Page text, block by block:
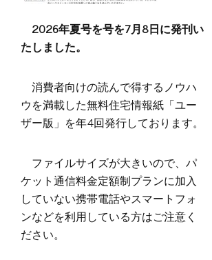
2026年夏号を号を7月8日に発刊い
たしました。
消費者向けの読んで得するノウハ
ウを満載した無料住宅情報紙「ユー
ザー版」を年4回発行しております。
ファイルサイズが大きいので、パ
ケット通信料金定額制プランに加入
していない携帯電話やスマートフォ
ンなどを利用している方はご注意く
ださい。